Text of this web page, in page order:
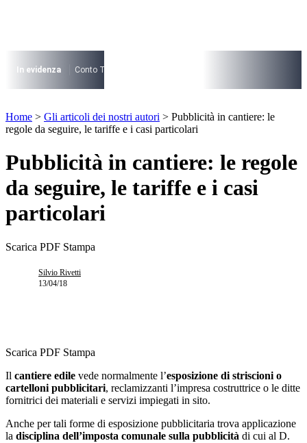
I più cercati
Lorem ipsum dolor sit amet consectetur
Lorem ipsum dolor sit amet consectetur
In evidenza Conto Termico
Lorem ipsum dolor sit amet consectetur
Home > Gli articoli dei nostri autori > Pubblicità in cantiere: le
regole da seguire, le tariffe e i casi particolari
Pubblicità in cantiere: le regole
da seguire, le tariffe e i casi
particolari
Scarica PDF Stampa
Silvio Rivetti
13/04/18
Scarica PDF Stampa
Il cantiere edile vede normalmente l’esposizione di striscioni o
cartelloni pubblicitari, reclamizzanti l’impresa costruttrice o le ditte
fornitrici dei materiali e servizi impiegati in sito.
Anche per tali forme di esposizione pubblicitaria trova applicazione
la disciplina dell’imposta comunale sulla pubblicità di cui al D.